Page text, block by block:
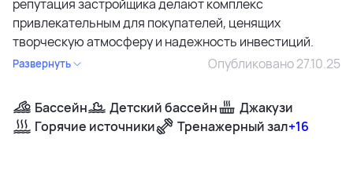
репутация застройщика делают комплекс
привлекательным для покупателей, ценящих
творческую атмосферу и надежность инвестиций.
Развернуть Опубликовано 27.10.25
Бассейн Детский бассейн
Джакузи
Горячие источники
Тренажерный зал+16